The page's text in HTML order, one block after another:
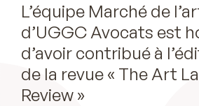
L’équipe Marché de
d’UGGC Avocats est
d’avoir contribué à
de la revue « The Art
Review »